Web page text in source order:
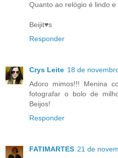
Quanto ao relógio é lindo
Beijit♥s
Responder
Crys Leite 18 de
Adoro mimos!!! Menina
fotografar o bolo de
Beijos!
Responder
FATIMARTES 21 de